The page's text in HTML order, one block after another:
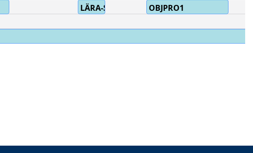
LÄRA-SIG OBJPRO1